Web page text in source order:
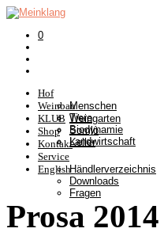
0
Hof
Menschen
Tiere
Biodynamie
Landwirtschaft
Weinbau
Weingarten
Somlò
Keller
KLUB
Shop
Kontakt
Service
Händlerverzeichnis
Downloads
Fragen
English
Prosa 2014